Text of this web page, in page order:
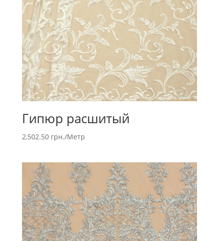
Гипюр расшитый
2,502.50 грн./Метр